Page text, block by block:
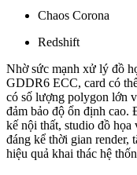
Chaos Corona
Redshift
Nhờ sức mạnh xử lý đồ
GDDR6 ECC, card có
có số lượng polygon lớn
đảm bảo độ ổn định cao.
kế nội thất, studio đồ
đáng kể thời gian render,
hiệu quả khai thác hệ